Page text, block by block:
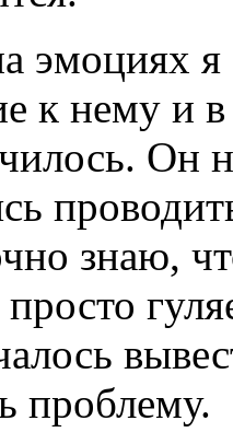
эмоциях
к нему и
Он
знаю,
проблему.